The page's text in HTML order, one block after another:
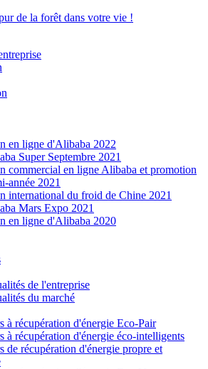
en ligne d'Alibaba 2022
Super Septembre 2021
commercial en ligne Alibaba et promotion
année 2021
international du froid de Chine 2021
Mars Expo 2021
en ligne d'Alibaba 2020
de l'entreprise
du marché
à récupération d'énergie Eco-Pair
à récupération d'énergie éco-intelligents
de récupération d'énergie propre et